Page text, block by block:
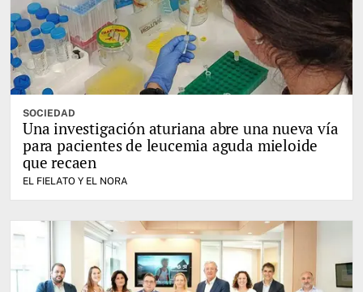
SOCIEDAD
Una investigación aturiana abre una nueva vía
para pacientes de leucemia aguda mieloide
que recaen
EL FIELATO Y EL NORA